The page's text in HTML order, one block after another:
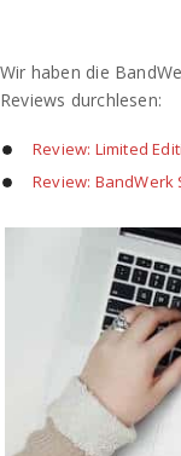
Wir haben die
Reviews durchlesen:
Review: Limited
Review: BandWerk